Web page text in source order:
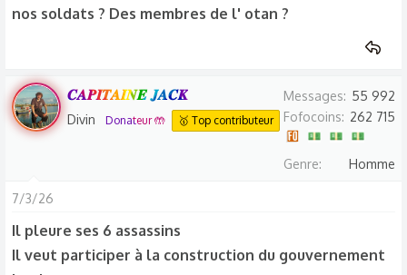
nos soldats ? Des membres de l' otan ?
𝑪𝑨𝑷𝑰𝑻𝑨𝑰𝑵𝑬 𝑱𝑨𝑪𝑲
Divin Donateur 🤲 🥇 Top contributeur
Messages
55 992
Fofocoins
262 715
Genre Homme
7/3/26
Il pleure ses 6 assassins
Il veut participer à la construction du gouvernement